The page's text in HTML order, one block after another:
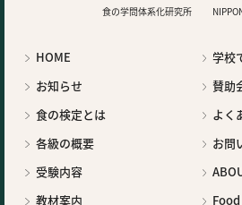
食の学問体系化研究所
HOME
お知らせ
食の検定とは
各級の概要
受験内容
教材案内
学校
賛助
よく
お問